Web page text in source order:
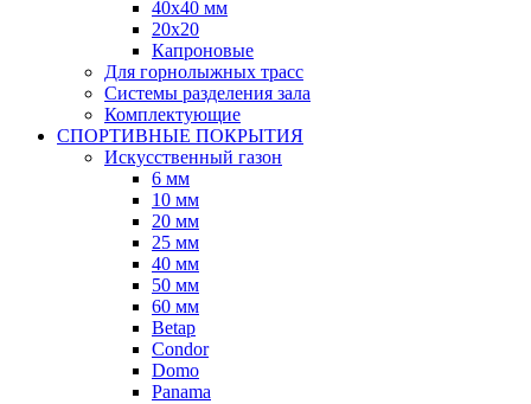
40х40 мм
20х20
Капроновые
Для горнолыжных трасс
Системы разделения зала
Комплектующие
СПОРТИВНЫЕ ПОКРЫТИЯ
Искусственный газон
6 мм
10 мм
20 мм
25 мм
40 мм
50 мм
60 мм
Betap
Condor
Domo
Panama